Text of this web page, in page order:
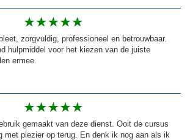
zorgvuldig, professioneel en betrouwbaar.
hulpmiddel voor het kiezen van de juiste
ermee.
gemaakt van deze dienst. Ooit de cursus
met plezier op terug. En denk ik nog aan als ik